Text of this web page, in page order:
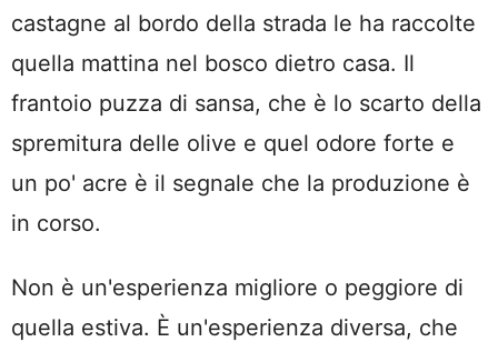
castagne al bordo della strada le ha raccolte
quella mattina nel bosco dietro casa. Il
frantoio puzza di sansa, che è lo scarto della
spremitura delle olive e quel odore forte e
un po' acre è il segnale che la produzione è
in corso.
Non è un'esperienza migliore o peggiore di
quella estiva. È un'esperienza diversa, che